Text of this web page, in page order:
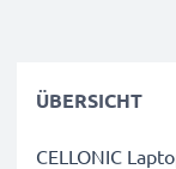
ÜBERSICHT
CELLONIC